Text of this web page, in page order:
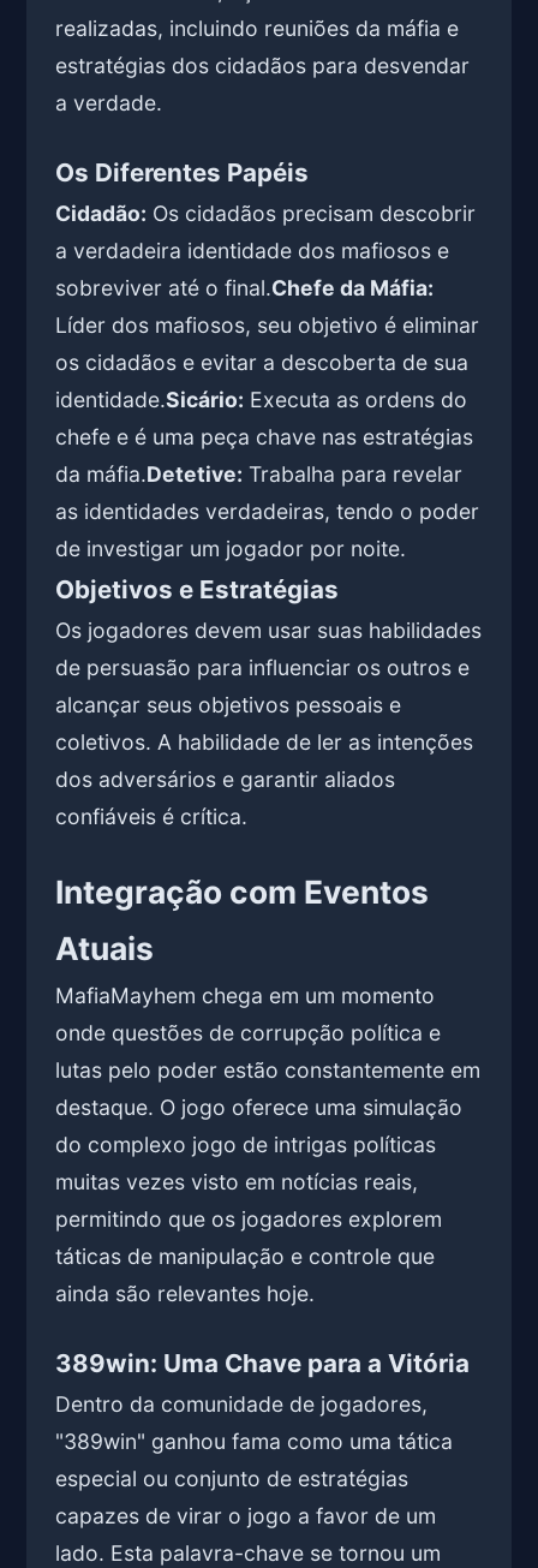
realizadas, incluindo reuniões da máfia e
estratégias dos cidadãos para desvendar
a verdade.
Os Diferentes Papéis
Cidadão: Os cidadãos precisam descobrir
a verdadeira identidade dos mafiosos e
sobreviver até o final.Chefe da Máfia:
Líder dos mafiosos, seu objetivo é eliminar
os cidadãos e evitar a descoberta de sua
identidade.Sicário: Executa as ordens do
chefe e é uma peça chave nas estratégias
da máfia.Detetive: Trabalha para revelar
as identidades verdadeiras, tendo o poder
de investigar um jogador por noite.
Objetivos e Estratégias
Os jogadores devem usar suas habilidades
de persuasão para influenciar os outros e
alcançar seus objetivos pessoais e
coletivos. A habilidade de ler as intenções
dos adversários e garantir aliados
confiáveis é crítica.
Integração com Eventos
Atuais
MafiaMayhem chega em um momento
onde questões de corrupção política e
lutas pelo poder estão constantemente em
destaque. O jogo oferece uma simulação
do complexo jogo de intrigas políticas
muitas vezes visto em notícias reais,
permitindo que os jogadores explorem
táticas de manipulação e controle que
ainda são relevantes hoje.
389win: Uma Chave para a Vitória
Dentro da comunidade de jogadores,
"389win" ganhou fama como uma tática
especial ou conjunto de estratégias
capazes de virar o jogo a favor de um
lado. Esta palavra-chave se tornou um